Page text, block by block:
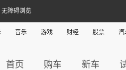
无障碍浏览
音乐 游戏 财经 股票 汽
首页 购车 新车